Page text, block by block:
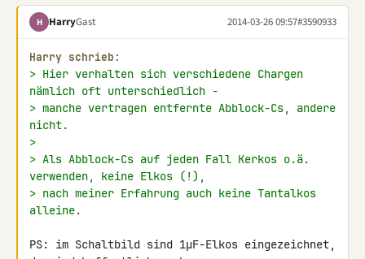
H HarryGast 2014-03-26 09:57#3590933
Harry schrieb:
> Hier verhalten sich verschiedene Chargen
nämlich oft unterschiedlich -
> manche vertragen entfernte Abblock-Cs, andere
nicht.
>
> Als Abblock-Cs auf jeden Fall Kerkos o.ä.
verwenden, keine Elkos (!),
> nach meiner Erfahrung auch keine Tantalkos
alleine.
PS: im Schaltbild sind 1µF-Elkos eingezeichnet,